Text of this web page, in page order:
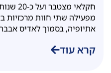
חקלאי
מפעילה שתי חוות מרכזיות
אתיופיה, בסמוך לאדיס
קרא עוד